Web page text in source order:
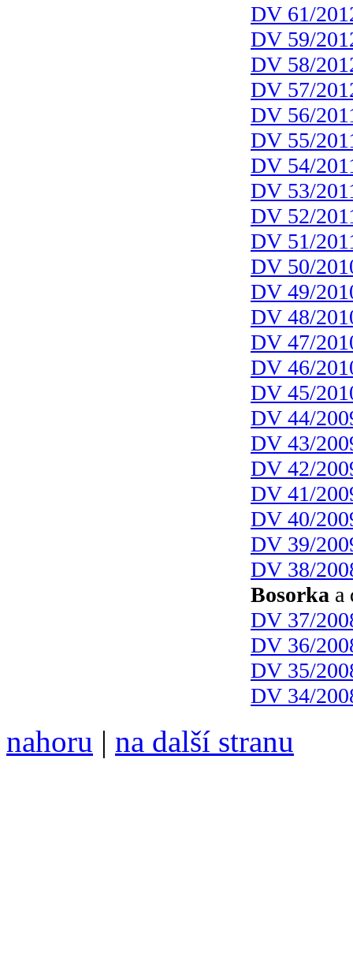
DV 61/
DV 59/
DV 58/
DV 57/
DV 56/
DV 55/
DV 54/
DV 53/
DV 52/
DV 51/
DV 50/
DV 49/
DV 48/
DV 47/
DV 46/
DV 45/
DV 44/
DV 43/
DV 42/
DV 41/
DV 40/
DV 39/
DV 38/
Bosorka a
DV 37/
DV 36/
DV 35/
DV 34/
nahoru | na další stranu